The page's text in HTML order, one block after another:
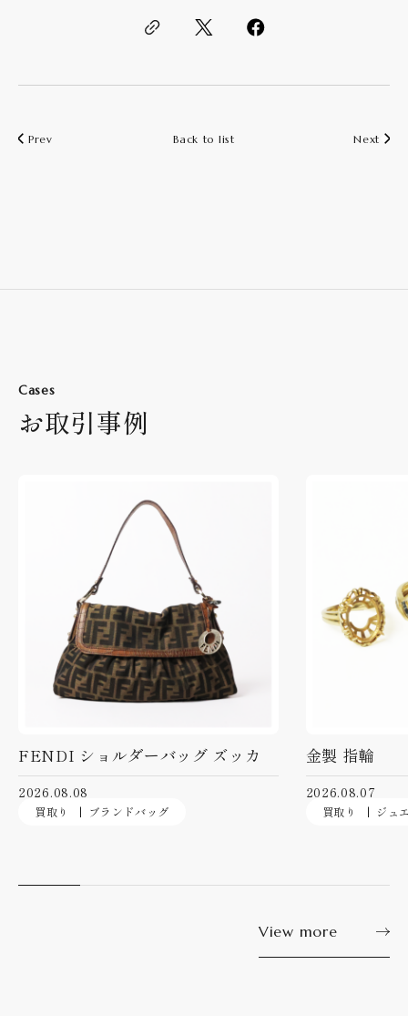
Prev Back to list Next
Cases
お取引事例
FENDI ショルダーバッグ ズッカ
2026.08.08
買取り ブランドバッグ
金製 指輪
2026.08.07
買取り ジュ
View more